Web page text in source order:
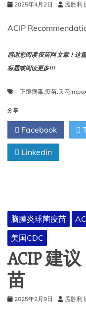
2025年4月2日 孟胜利
ACIP
感谢您阅读 疫苗网 文章！这
标题或阅读更多!!!
正痘病毒,疫苗,天花,
分享
Facebook
Linkedin
脑膜炎球菌疫苗
美国CDC
ACIP 建
苗
2025年2月9日 孟胜利